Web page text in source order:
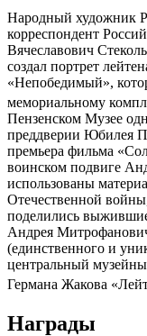
Народный художник
корреспондент
Вячеславович
создал портрет
«Непобедимый»,
мемориальному
Пензенском Музее
преддверии Юбилея
премьера фильма «
воинском подвиге
использованы
Отечественной
поделились
Андрея
(единственного и
центральный
Германа Жакова «
Награды